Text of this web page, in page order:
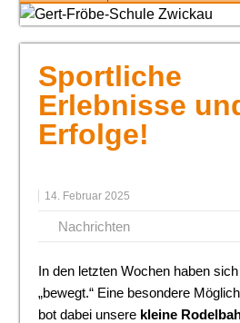
Sportliche
Erlebnisse
Erfolge!
14. Februar 2025
Nachrichten
In den letzten Wochen haben
„bewegt.“ Eine besondere
bot dabei unsere kleine